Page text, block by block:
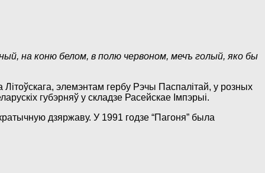
на коню белом, в полю червоном, мечъ голый, яко бы
элемэнтам гербу Рэчы Паспалітай, у розных
губэрняў у складзе Расейскае Імпэрыі.
дзяржаву. У 1991 годзе “Пагоня” была